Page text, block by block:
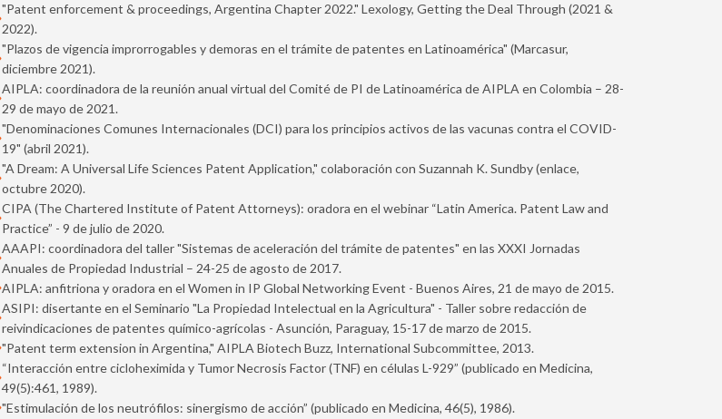
"Patent enforcement & proceedings, Argentina Chapter 2022." Lexology, Getting the Deal Through (2021 &
2022).
"Plazos de vigencia improrrogables y demoras en el trámite de patentes en Latinoamérica" (Marcasur,
diciembre 2021).
AIPLA: coordinadora de la reunión anual virtual del Comité de PI de Latinoamérica de AIPLA en Colombia – 28-
29 de mayo de 2021.
"Denominaciones Comunes Internacionales (DCI) para los principios activos de las vacunas contra el COVID-
19" (abril 2021).
"A Dream: A Universal Life Sciences Patent Application," colaboración con Suzannah K. Sundby (enlace,
octubre 2020).
CIPA (The Chartered Institute of Patent Attorneys): oradora en el webinar “Latin America. Patent Law and
Practice” - 9 de julio de 2020.
AAAPI: coordinadora del taller "Sistemas de aceleración del trámite de patentes" en las XXXI Jornadas
Anuales de Propiedad Industrial – 24-25 de agosto de 2017.
AIPLA: anfitriona y oradora en el Women in IP Global Networking Event - Buenos Aires, 21 de mayo de 2015.
ASIPI: disertante en el Seminario "La Propiedad Intelectual en la Agricultura" - Taller sobre redacción de
reivindicaciones de patentes químico-agrícolas - Asunción, Paraguay, 15-17 de marzo de 2015.
"Patent term extension in Argentina," AIPLA Biotech Buzz, International Subcommittee, 2013.
“Interacción entre cicloheximida y Tumor Necrosis Factor (TNF) en células L-929” (publicado en Medicina,
49(5):461, 1989).
"Estimulación de los neutrófilos: sinergismo de acción” (publicado en Medicina, 46(5), 1986).